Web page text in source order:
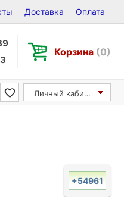
Доставка Оплата
Корзина (0)
Личный кабинет
+54961